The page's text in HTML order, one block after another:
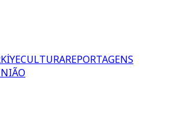
CULTURAREPORTAGENS